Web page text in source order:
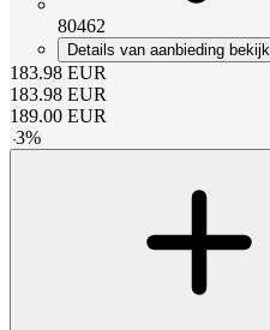
80462
Details van aanbieding
183.98 EUR
183.98 EUR
189.00 EUR
-3%